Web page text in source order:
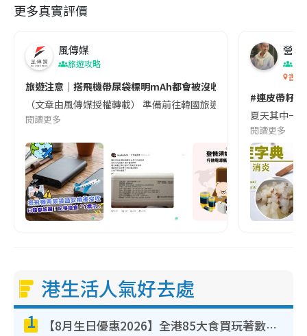
更多真實評價
風傳媒
旅遊攻略
旅遊注意｜搭飛機帶尿袋標明mAh都會被沒收😱出發前切記檢查
（文章由風傳媒授權轉載） 準備前往韓國旅遊的民眾，近期要
閱讀更多
營養
香港
#連皮帶籽
夏天其中一
閱讀更多
港生活人氣好去處
1 【8月生日優惠2026】全港85大食買玩著數攻略 自助餐/火鍋放題同行免費＋誠品/DONKI送現金券